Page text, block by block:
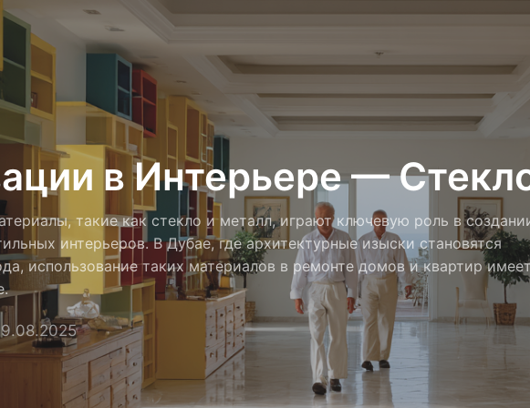
в Интерьере —
такие как стекло и металл, играют ключевую роль в
интерьеров. В Дубае, где архитектурные изыски становятся
использование таких материалов в ремонте домов и квартир